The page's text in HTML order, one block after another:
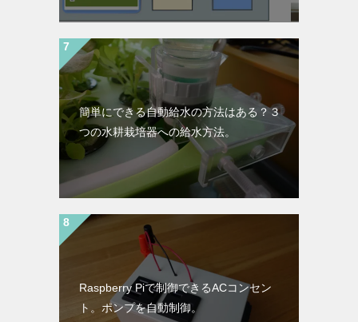
簡単にできる自動給水の方法はある？３
つの水耕栽培器への給水方法。
Raspberry Piで制御できるACコンセン
ト。ポンプを自動制御。